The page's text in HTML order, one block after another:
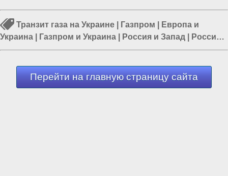
Транзит газа на Украине Газпром
Европа и
Украина
Газпром и Украина Россия и Запад
Россия и
Евразия|Россия и Европа
Перейти на главную страницу сайта